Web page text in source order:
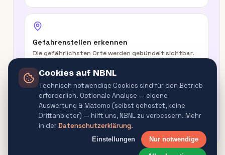
Gefahrenstellen erkennen
Die gefährlichsten Orte werden gebündelt sichtbar.
In der Route warnen
Routenplaner & Navigator warnen vor
Gefahrenquellen.
Cookies auf NBNL
Technisch notwendige Cookies sind für den Betrieb
erforderlich. Optionale Analyse — eigene
Auswertung & Matomo (selbst gehostet, keine
Drittanbieter) — hilft uns, NBNL zu verbessern. Mehr
in derDatenschutzerklärung.
Einstellungen Nur notwendige